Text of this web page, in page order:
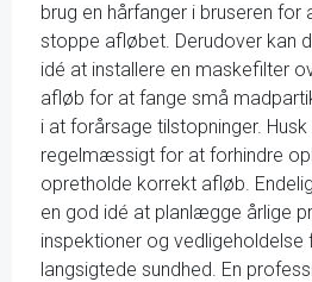
brug en hårfanger i bruseren for
stoppe afløbet. Derudover kan
idé at installere en maskefilter
afløb for at fange små
i at forårsage tilstopninger.
regelmæssigt for at forhindre
opretholde korrekt afløb.
en god idé at planlægge årlige
inspektioner og
langsigtede sundhed. En